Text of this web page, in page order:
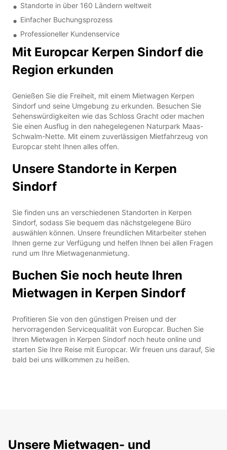
Standorte in über 160 Ländern weltweit
Einfacher Buchungsprozess
Professioneller Kundenservice
Mit Europcar Kerpen Sindorf die
Region erkunden
Genießen Sie die Freiheit, mit einem Mietwagen Kerpen
Sindorf und seine Umgebung zu erkunden. Besuchen Sie
Sehenswürdigkeiten wie das Schloss Gracht oder machen
Sie einen Ausflug in den nahegelegenen Naturpark Maas-
Schwalm-Nette. Mit einem zuverlässigen Mietfahrzeug von
Europcar steht Ihnen alles offen.
Unsere Standorte in Kerpen
Sindorf
Sie finden uns an verschiedenen Standorten in Kerpen
Sindorf, sodass Sie bequem das nächstgelegene Büro
auswählen können. Unsere freundlichen Mitarbeiter stehen
Ihnen gerne zur Verfügung und helfen Ihnen bei allen Fragen
rund um Ihre Mietwagenanmietung.
Buchen Sie noch heute Ihren
Mietwagen in Kerpen Sindorf
Profitieren Sie von den günstigen Preisen und der
hervorragenden Servicequalität von Europcar. Buchen Sie
Ihren Mietwagen in Kerpen Sindorf noch heute online und
starten Sie Ihre Reise mit Europcar. Wir freuen uns darauf, Sie
bald bei uns willkommen zu heißen.
Unsere Mietwagen- und